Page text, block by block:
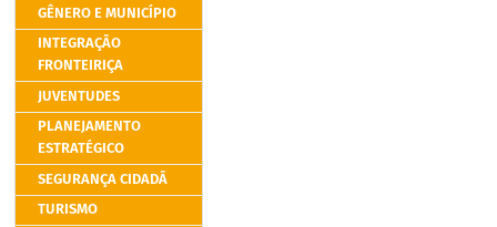
GÊNERO E MUNICÍPIO
INTEGRAÇÃO
FRONTEIRIÇA
JUVENTUDES
PLANEJAMENTO
ESTRATÉGICO
SEGURANÇA CIDADÃ
TURISMO